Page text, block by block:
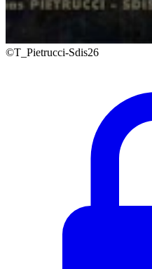
©T_Pietrucci-Sdis26